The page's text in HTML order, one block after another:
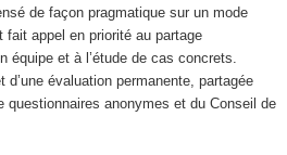
de façon pragmatique sur un mode
appel en priorité au partage
équipe et à l’étude de cas concrets.
d’une évaluation permanente, partagée
questionnaires anonymes et du Conseil de